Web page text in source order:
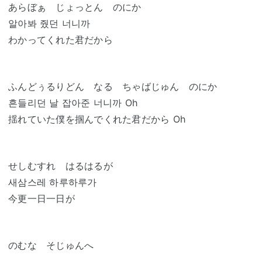
あらぼぁ じょっとん のにか
알아봐 줬던 너니까
わかってくれた君だから
ふんどぅるりどん なる ちゃばじゅん のにか
흔들리던 날 잡아준 너니까 Oh
揺れていた僕を掴んでくれた君だから Oh
せしむすれ はるはるが
새삼스레 하루하루가
今更一日一日が
のむな そじゅんへ